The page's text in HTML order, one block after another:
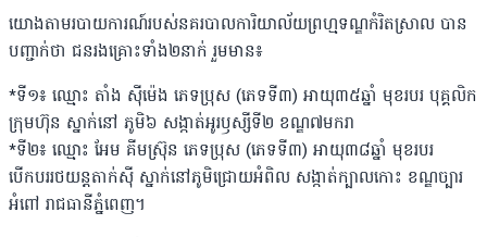
យោងតាមរបាយការណ៍របស់នគរបាលការិយាល័យព្រហ្មទណ្ឌកំរិតស្រាល បាន
បញ្ជាក់ថា ជនរងគ្រោះទាំង២នាក់ រួមមាន៖
*ទី១៖ ឈ្មោះ តាំង ស៊ីម៉េង ភេទប្រុស (ភេទទី៣) អាយុ៣៥ឆ្នាំ មុខរបរ បុគ្គលិក
ក្រុមហ៊ុន ស្នាក់នៅ ភូមិ៦ សង្កាត់អូរឫស្សីទី២ ខណ្ឌ៧មករា
*ទី២៖ ឈ្មោះ អែម គីមស្រ៊ុន ភេទប្រុស (ភេទទី៣) អាយុ៣៨ឆ្នាំ មុខរបរ
បើកបររថយន្តតាក់ស៊ី ស្នាក់នៅភូមិជ្រោយអំពិល សង្កាត់ក្បាលកោះ ខណ្ឌច្បារ
អំពៅ រាជធានីភ្នំពេញ។